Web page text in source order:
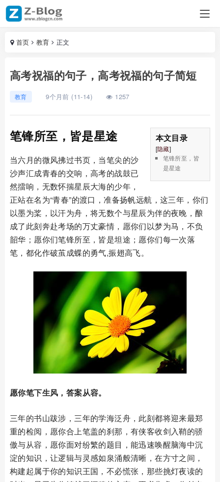
首页 教育 正文
高考祝福的句子，高考祝福的句子简短
教育 9个月前 (11-14) 1257
本文目录
[隐藏]
笔锋所至，皆
是星途
笔锋所至，皆是星途
当六月的微风拂过书页，当笔尖的沙
沙声汇成青春的交响，高考的战鼓已
然擂响，无数怀揣星辰大海的少年，
正站在名为“青春”的渡口，准备扬帆远航，这三年，你们
以墨为桨，以汗为舟，将无数个与星辰为伴的夜晚，酿
成了此刻奔赴考场的万丈豪情，愿你们以梦为马，不负
韶华；愿你们笔锋所至，皆是坦途；愿你们每一次落
笔，都化作破茧成蝶的勇气,振翅高飞。
愿你笔下生风，答案从容。
三年的书山跋涉，三年的学海泛舟，此刻都将迎来最郑
重的检阅，愿你合上笔盖的刹那，有侠客收剑入鞘的骄
傲与从容，愿你面对纷繁的题目，能迅速唤醒脑海中沉
淀的知识，让逻辑与灵感如泉涌般清晰，在方寸之间，
构建起属于你的知识王国，不必慌张，那些挑灯夜读的